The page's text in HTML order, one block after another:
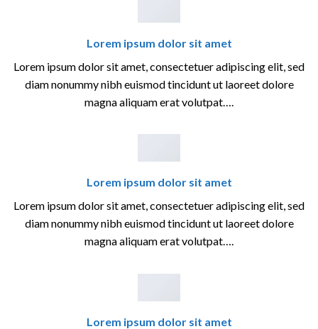
Lorem ipsum dolor sit amet
Lorem ipsum dolor sit amet, consectetuer adipiscing elit, sed
diam nonummy nibh euismod tincidunt ut laoreet dolore
magna aliquam erat volutpat….
Lorem ipsum dolor sit amet
Lorem ipsum dolor sit amet, consectetuer adipiscing elit, sed
diam nonummy nibh euismod tincidunt ut laoreet dolore
magna aliquam erat volutpat….
Lorem ipsum dolor sit amet